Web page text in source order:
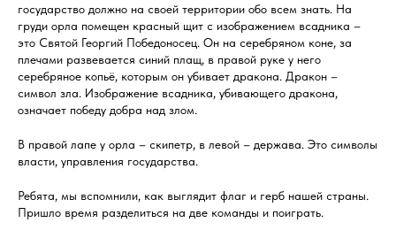
государство должно на своей территории обо всем знать. На
груди орла помещен красный щит с изображением всадника –
это Святой Георгий Победоносец. Он на серебряном коне, за
плечами развевается синий плащ, в правой руке у него
серебряное копьё, которым он убивает дракона. Дракон –
символ зла. Изображение всадника, убивающего дракона,
означает победу добра над злом.
В правой лапе у орла – скипетр, в левой – держава. Это символы
власти, управления государства.
Ребята, мы вспомнили, как выглядит флаг и герб нашей страны.
Пришло время разделиться на две команды и поиграть.